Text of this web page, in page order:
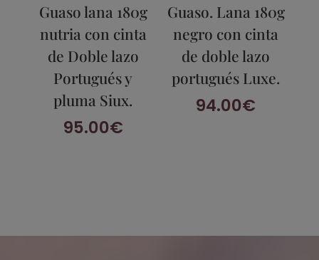
Guaso lana 180g
nutria con cinta
de Doble lazo
Portugués y
pluma Siux.
95.00€
Guaso. Lana 180g
negro con cinta
de doble lazo
portugués Luxe.
94.00€